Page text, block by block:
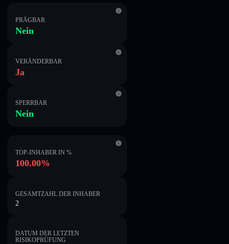
PRÄGBAR
Nein
VERÄNDERBAR
Ja
SPERRBAR
Nein
TOP-INHABER IN %
100.00%
GESAMTZAHL DER INHABER
2
DATUM DER LETZTEN
RISIKOPRÜFUNG